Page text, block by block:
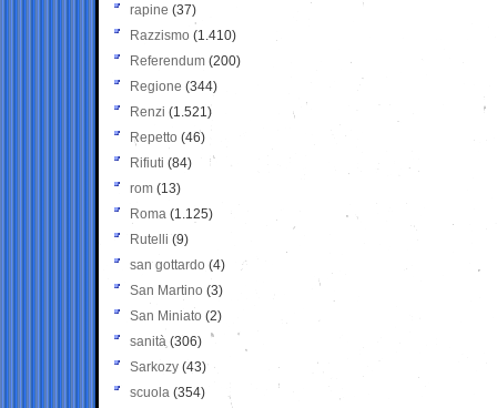
rapine (37)
Razzismo (1.410)
Referendum (200)
Regione (344)
Renzi (1.521)
Repetto (46)
Rifiuti (84)
rom (13)
Roma (1.125)
Rutelli (9)
san gottardo (4)
San Martino (3)
San Miniato (2)
sanità (306)
Sarkozy (43)
scuola (354)